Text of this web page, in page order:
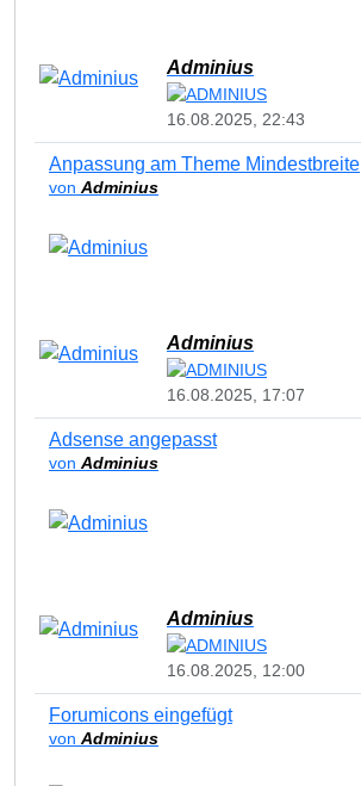
Adminius
16.08.2025, 22:43
Anpassung am Theme Mindestbreite
von Adminius
Adminius
16.08.2025, 17:07
Adsense angepasst
von Adminius
Adminius
16.08.2025, 12:00
Forumicons eingefügt
von Adminius